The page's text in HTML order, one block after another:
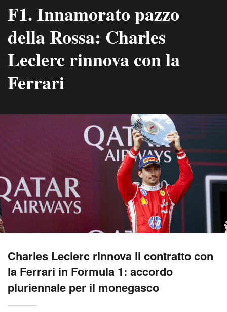
F1. Innamorato pazzo
della Rossa: Charles
Leclerc rinnova con la
Ferrari
Charles Leclerc rinnova il contratto con
la Ferrari in Formula 1: accordo
pluriennale per il monegasco